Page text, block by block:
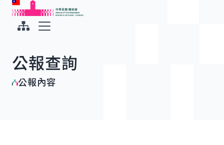
跳到主要內容
中華民國總統府
公報查詢
公報內容